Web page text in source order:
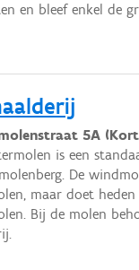
en bleef enkel de
5A
is een
De
maar doet
Bij de molen